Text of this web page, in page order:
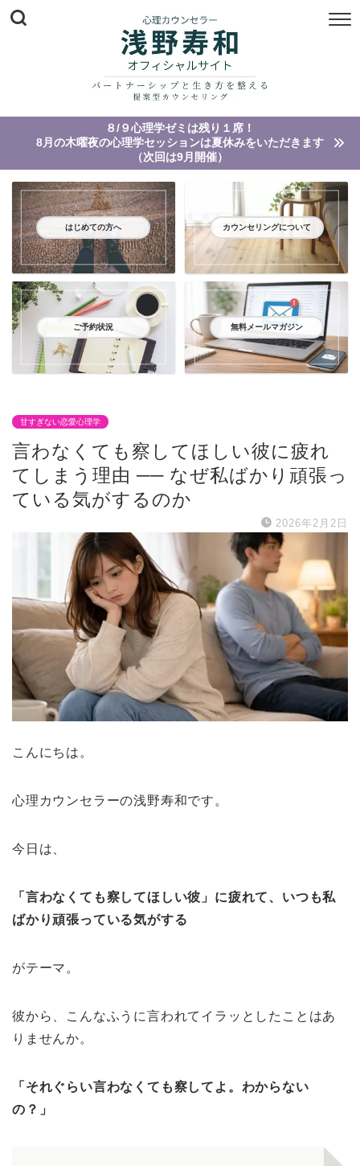
８/９心理学ゼミは残り１席！
8月の木曜夜の心理学セッションは夏休みをいただきます
（次回は9月開催）
はじめての方へ カウンセリングについて
ご予約状況 無料メールマガジン
甘すぎない恋愛心理学
言わなくても察してほしい彼に疲れ
てしまう理由 ── なぜ私ばかり頑張っ
ている気がするのか
2026年2月2日
こんにちは。
心理カウンセラーの浅野寿和です。
今日は、
「言わなくても察してほしい彼」に疲れて、いつも私
ばかり頑張っている気がする
がテーマ。
彼から、こんなふうに言われてイラッとしたことはあ
りませんか。
「それぐらい言わなくても察してよ。わからない
の？」